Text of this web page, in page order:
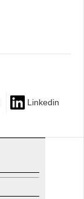
Linkedin